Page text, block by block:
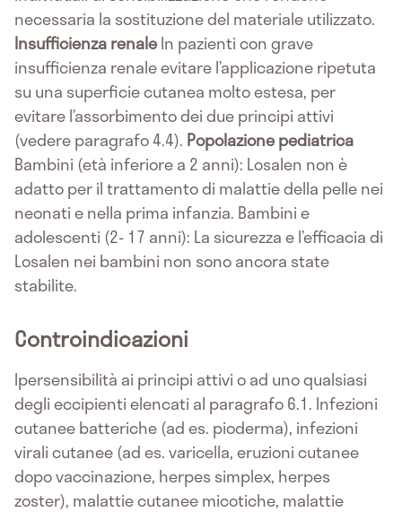
necessaria la sostituzione del materiale utilizzato.
Insufficienza renaleIn pazienti con grave
insufficienza renale evitare l’applicazione ripetuta
su una superficie cutanea molto estesa, per
evitare l’assorbimento dei due principi attivi
(vedere paragrafo 4.4). Popolazione pediatrica
Bambini (età inferiore a 2 anni): Losalen non è
adatto per il trattamento di malattie della pelle nei
neonati e nella prima infanzia. Bambini e
adolescenti (2- 17 anni): La sicurezza e l’efficacia di
Losalen nei bambini non sono ancora state
stabilite.
Controindicazioni
Ipersensibilità ai principi attivi o ad uno qualsiasi
degli eccipienti elencati al paragrafo 6.1. Infezioni
cutanee batteriche (ad es. pioderma), infezioni
virali cutanee (ad es. varicella, eruzioni cutanee
dopo vaccinazione, herpes simplex, herpes
zoster), malattie cutanee micotiche, malattie